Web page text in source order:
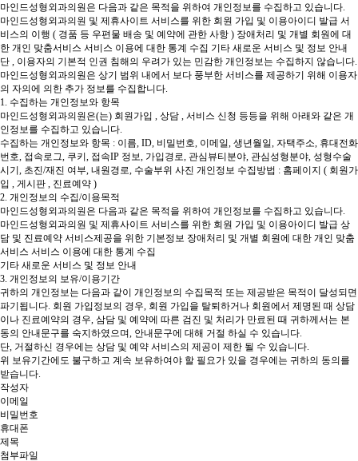
마인드성형외과의원은 다음과 같은 목적을 위하여 개인정보를 수집하고 있습니다.
마인드성형외과의원 및 제휴사이트 서비스를 위한 회원 가입 및 이용아이디 발급 서
비스의 이행 ( 경품 등 우편물 배송 및 예약에 관한 사항 ) 장애처리 및 개별 회원에 대
한 개인 맞춤서비스 서비스 이용에 대한 통계 수집 기타 새로운 서비스 및 정보 안내
단 , 이용자의 기본적 인권 침해의 우려가 있는 민감한 개인정보는 수집하지 않습니다.
마인드성형외과의원은 상기 범위 내에서 보다 풍부한 서비스를 제공하기 위해 이용자
의 자의에 의한 추가 정보를 수집합니다.
1. 수집하는 개인정보와 항목
마인드성형외과의원은(는) 회원가입 , 상담 , 서비스 신청 등등을 위해 아래와 같은 개
인정보를 수집하고 있습니다.
수집하는 개인정보와 항목 : 이름, ID, 비밀번호, 이메일, 생년월일, 자택주소, 휴대전화
번호, 접속로그, 쿠키, 접속IP 정보, 가입경로, 관심뷰티분야, 관심성형분야, 성형수술
시기, 초진/재진 여부, 내원경로, 수술부위 사진 개인정보 수집방법 : 홈페이지 ( 회원가
입 , 게시판 , 진료예약 )
2. 개인정보의 수집/이용목적
마인드성형외과의원은 다음과 같은 목적을 위하여 개인정보를 수집하고 있습니다.
마인드성형외과의원 및 제휴사이트 서비스를 위한 회원 가입 및 이용아이디 발급 상
담 및 진료예약 서비스제공을 위한 기본정보 장애처리 및 개별 회원에 대한 개인 맞춤
서비스 서비스 이용에 대한 통계 수집
기타 새로운 서비스 및 정보 안내
3. 개인정보의 보유/이용기간
귀하의 개인정보는 다음과 같이 개인정보의 수집목적 또는 제공받은 목적이 달성되면
파기됩니다. 회원 가입정보의 경우, 회원 가입을 탈퇴하거나 회원에서 제명된 때 상담
이나 진료예약의 경우, 삼담 및 예약에 따른 검진 및 처리가 만료된 때 귀하께서는 본
동의 안내문구를 숙지하였으며, 안내문구에 대해 거절 하실 수 있습니다.
단, 거절하신 경우에는 상담 및 예약 서비스의 제공이 제한 될 수 있습니다.
위 보유기간에도 불구하고 계속 보유하여야 할 필요가 있을 경우에는 귀하의 동의를
받습니다.
작성자
이메일
비밀번호
휴대폰
제목
첨부파일